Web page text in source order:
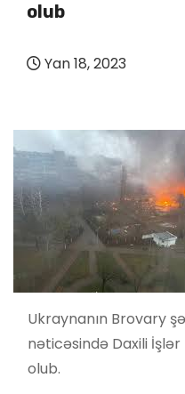
olub
Yan 18, 2023
Ukraynanın Brovary
nəticəsində Daxili
olub.